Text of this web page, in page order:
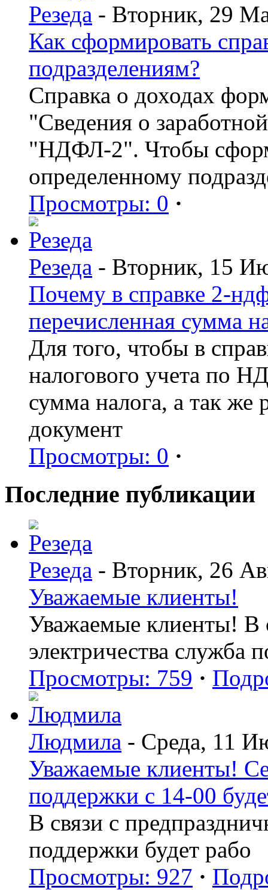
Резеда - Вторник, 29
Как сформировать
подразделениям?
Справка о доходах
"Сведения о
"НДФЛ-2". Чтобы
определенному
Просмотры: 0 ·
Резеда - Вторник, 15
Почему в справке 2-
перечисленная сумма
Для того, чтобы в
налогового учета по
сумма налога, а так же
документ
Просмотры: 0 ·
Последние публикации
Резеда - Вторник, 26
Уважаемые клиенты!
Уважаемые клиенты! В
электричества служба
Просмотры: 759 ·
Людмила - Среда, 11
Уважаемые клиенты!
поддержки с 14-00
В связи с
поддержки будет рабо
Просмотры: 927 ·